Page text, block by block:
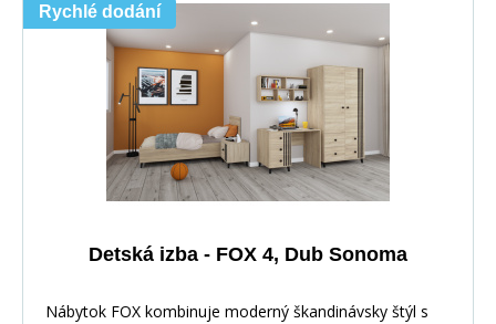
Rychlé dodání
Detská izba - FOX 4, Dub Sonoma
Nábytok FOX kombinuje moderný škandinávsky štýl s